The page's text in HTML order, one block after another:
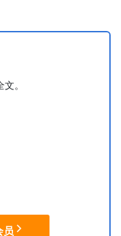
制劳动产品进口禁
亚、巴哈马、巴林、
。
员